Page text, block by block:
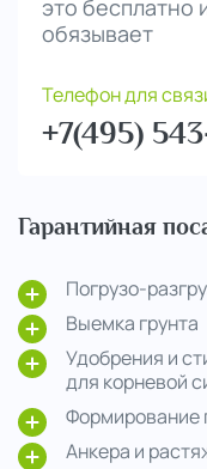
это бесплатно
обязывает
Телефон для
+7(495)
Гарантийная
Погрузо-
Выемка грунта
Удобрения и
для корневой
Формирование
Анкера и